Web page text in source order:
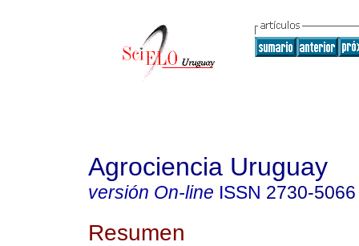
Agrociencia Uruguay
versión On-line ISSN 2730-5066
Resumen